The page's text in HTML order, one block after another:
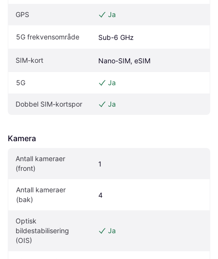
GPS Ja
5G frekvensområde Sub-6 GHz
SIM-kort Nano-SIM, eSIM
5G Ja
Dobbel SIM-kortspor Ja
Kamera
Antall kameraer
(front)
1
Antall kameraer
(bak)
4
Optisk
bildestabilisering
(OIS)
Ja